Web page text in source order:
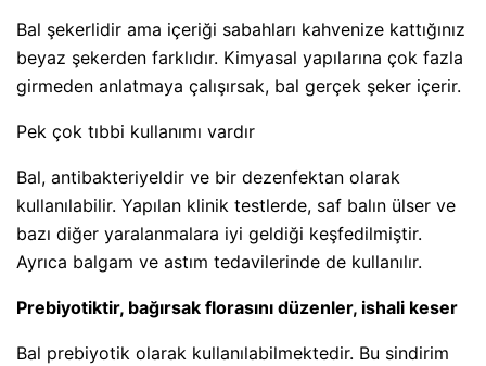
Bal şekerlidir ama içeriği sabahları kahvenize kattığınız
beyaz şekerden farklıdır. Kimyasal yapılarına çok fazla
girmeden anlatmaya çalışırsak, bal gerçek şeker içerir.
Pek çok tıbbi kullanımı vardır
Bal, antibakteriyeldir ve bir dezenfektan olarak
kullanılabilir. Yapılan klinik testlerde, saf balın ülser ve
bazı diğer yaralanmalara iyi geldiği keşfedilmiştir.
Ayrıca balgam ve astım tedavilerinde de kullanılır.
Prebiyotiktir, bağırsak florasını düzenler, ishali keser
Bal prebiyotik olarak kullanılabilmektedir. Bu sindirim